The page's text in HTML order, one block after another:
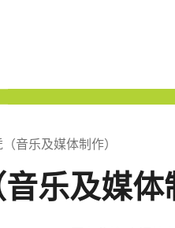
音乐及媒体制作）
乐及媒体